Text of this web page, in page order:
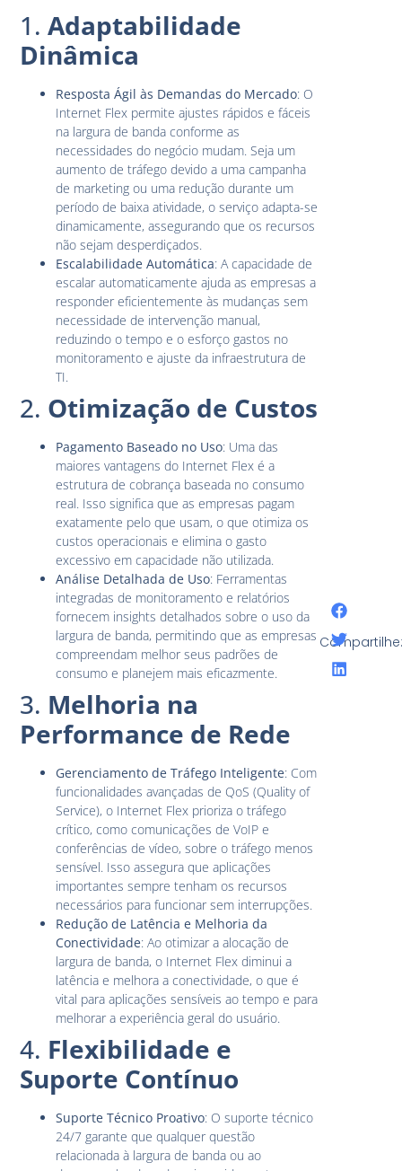
1.Adaptabilidade
Dinâmica
Resposta Ágil às Demandas do Mercado: O
Internet Flex permite ajustes rápidos e fáceis
na largura de banda conforme as
necessidades do negócio mudam. Seja um
aumento de tráfego devido a uma campanha
de marketing ou uma redução durante um
período de baixa atividade, o serviço adapta-se
dinamicamente, assegurando que os recursos
não sejam desperdiçados.
Escalabilidade Automática: A capacidade de
escalar automaticamente ajuda as empresas a
responder eficientemente às mudanças sem
necessidade de intervenção manual,
reduzindo o tempo e o esforço gastos no
monitoramento e ajuste da infraestrutura de
TI.
2. Otimização de Custos
Pagamento Baseado no Uso: Uma das
maiores vantagens do Internet Flex é a
estrutura de cobrança baseada no consumo
real. Isso significa que as empresas pagam
exatamente pelo que usam, o que otimiza os
custos operacionais e elimina o gasto
excessivo em capacidade não utilizada.
Análise Detalhada de Uso: Ferramentas
integradas de monitoramento e relatórios
fornecem insights detalhados sobre o uso da
largura de banda, permitindo que as empresas
compreendam melhor seus padrões de
consumo e planejem mais eficazmente.
3. Melhoria na
Performance de Rede
Gerenciamento de Tráfego Inteligente: Com
funcionalidades avançadas de QoS (Quality of
Service), o Internet Flex prioriza o tráfego
crítico, como comunicações de VoIP e
conferências de vídeo, sobre o tráfego menos
sensível. Isso assegura que aplicações
importantes sempre tenham os recursos
necessários para funcionar sem interrupções.
Redução de Latência e Melhoria da
Conectividade: Ao otimizar a alocação de
largura de banda, o Internet Flex diminui a
latência e melhora a conectividade, o que é
vital para aplicações sensíveis ao tempo e para
melhorar a experiência geral do usuário.
4. Flexibilidade e
Suporte Contínuo
Suporte Técnico Proativo: O suporte técnico
24/7 garante que qualquer questão
relacionada à largura de banda ou ao
Compartilhe: